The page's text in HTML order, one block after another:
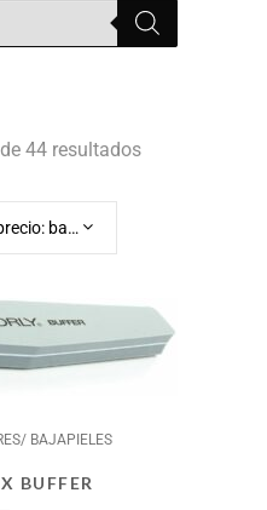
44 resultados
Ordenar por precio: bajo a alto
BAJAPIELES
BUFFER